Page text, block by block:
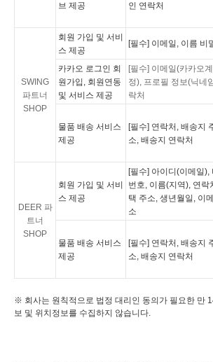
브 제공
인 연락처
SWING
파트너
SHOP
회원 가입 및 서비
스 제공
[필수] 이메일, 이름 비
카카오 로그인 회
원가입, 회원연동
및 서비스 제공
[필수] 이메일(카카오계
정), 프로필 정보(닉네
락처
물품 배송 서비스
제공
[필수] 연락처, 배송지
소, 배송지 연락처
DEER 파
트너
SHOP
회원 가입 및 서비
스 제공
[필수] 아이디(이메일),
번호, 이름(지역), 연락
택 주소, 생년월일, 이
소
물품 배송 서비스
제공
[필수] 연락처, 배송지
소, 배송지 연락처
※ 회사는 원칙적으로 법정 대리인 동의가 필요한 만
보 및 위치정보를 수집하지 않습니다.